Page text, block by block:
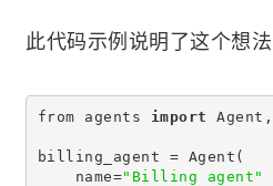
此代码示例说明了这个想法
from agents import
billing_agent = Agent(
name="Billing agent"